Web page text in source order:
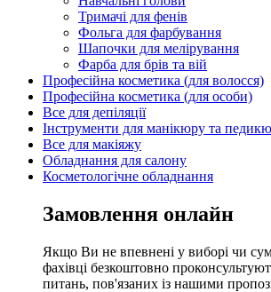
Тримачі для фенів
Фольга для фарбування
Шапочки для мелірування
Фарба для брів та вій
Професійна косметика (для волосся)
Професійна косметика (для особи)
Все для депіляції
Інструменти для манікюру та
Все для макіяжу
Обладнання для салону
Косметологічне обладнання
Замовлення онлайн
Якщо Ви не впевнені у виборі чи
фахівці безкоштовно
питань, пов'язаних із нашими